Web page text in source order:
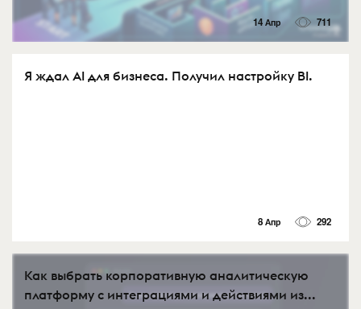
14 Апр 711
Я ждал AI для бизнеса. Получил настройку BI.
8 Апр 292
Как выбрать корпоративную аналитическую
платформу с интеграциями и действиями из...